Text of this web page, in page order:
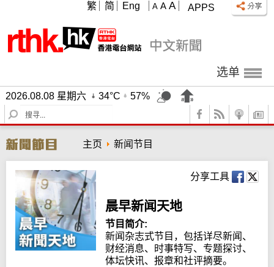
APPS
A A A
繁 简 Eng
选单
2026.08.08 星期六 34°C
57%
S
e
r
c
h
主页 新闻节目
分享工具
晨早新闻天地
节目简介:
新闻杂志式节目，包括详尽新闻、
财经消息、时事特写、专题探讨、
体坛快讯、报章和社评摘要。